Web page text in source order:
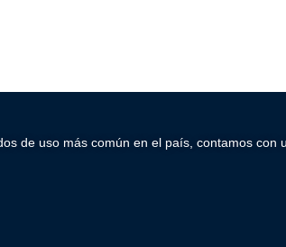
de uso más común en el país, contamos con